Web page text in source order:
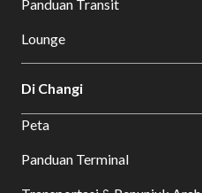
Panduan Transit
Lounge
Di Changi
Peta
Panduan Terminal